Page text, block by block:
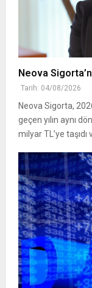
Neova
Tarih: 04/08/2026
Neova Sigorta,
geçen yılın aynı
milyar TL’ye taşıdı